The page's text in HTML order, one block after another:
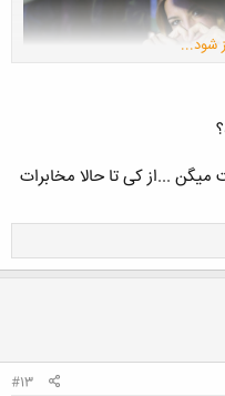
به گزارش خبرگزاری ایسنا، آیت‌الله یوسف طباطبائی‌نژاد در نمازجمعه ۲۰ خرداد
حزب‌الله به خاطر بی‌اعتنایی به
"چرا شما نسبت به راننده زن
حزب‌ا‌لله نیستید."
گفت: "اگر
را دستگیر نکنید،
شود...
...از کی تا حالا مخابرات
#13